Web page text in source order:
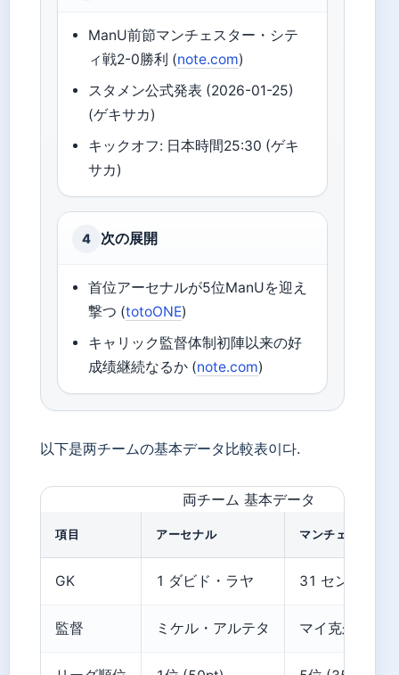
ManU前節マンチェスター・シテ
ィ戦2-0勝利 (note.com)
スタメン公式発表 (2026-01-25)
(ゲキサカ)
キックオフ: 日本時間25:30 (ゲキ
サカ)
4 次の展開
首位アーセナルが5位ManUを迎え
撃つ (totoONE)
キャリック監督体制初陣以来の好
成绩継続なるか (note.com)
以下是两チームの基本データ比較表이다.
両チーム 基本データ
項目 アーセナル マンチェスター
GK 1 ダビド・ラヤ 31 センネ・ラ
監督 ミケル・アルテタ マイ克尔・キ